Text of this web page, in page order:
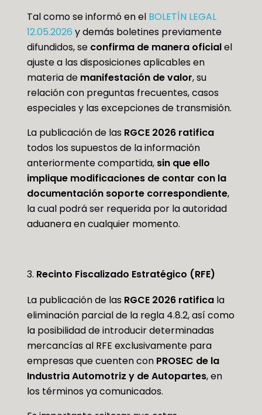
Tal como se informó en el BOLETÍN LEGAL
12.05.2026 y demás boletines previamente
difundidos, se confirma de manera oficialel
ajuste a las disposiciones aplicables en
materia de manifestación de valor, su
relación con preguntas frecuentes, casos
especiales y las excepciones de transmisión.
La publicación de las RGCE 2026 ratifica
todos los supuestos de la información
anteriormente compartida, sin que ello
implique modificaciones de contar con la
documentación soporte correspondiente,
la cual podrá ser requerida por la autoridad
aduanera en cualquier momento.
Recinto Fiscalizado Estratégico (RFE)
La publicación de las RGCE 2026 ratificala
eliminación parcial de la regla 4.8.2, así como
la posibilidad de introducir determinadas
mercancías al RFE exclusivamente para
empresas que cuenten con PROSEC de la
Industria Automotriz y de Autopartes, en
los términos ya comunicados.